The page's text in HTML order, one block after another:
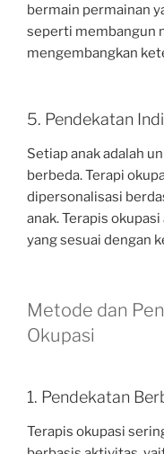
bermain permainan
seperti membangun
mengembangkan
5. Pendekatan
Setiap anak adalah
berbeda. Terapi
dipersonalisasi
anak. Terapis
yang sesuai dengan
Metode dan
Okupasi
1. Pendekatan
Terapis okupasi